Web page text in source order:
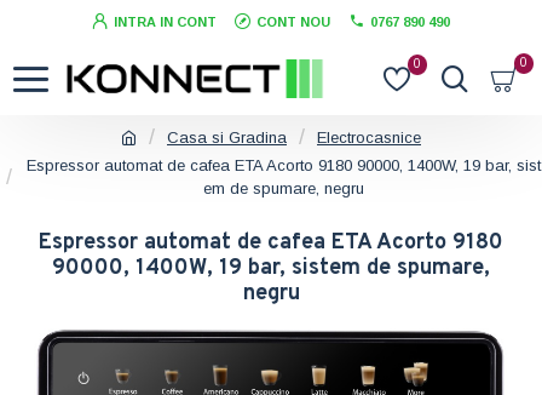
INTRA IN CONT CONT NOU 0767 890 490
0 0
Casa si Gradina
Electrocasnice
Espressor automat de cafea ETA Acorto 9180 90000, 1400W, 19 bar, sist
em de spumare, negru
Espressor automat de cafea ETA Acorto 9180
90000, 1400W, 19 bar, sistem de spumare,
negru